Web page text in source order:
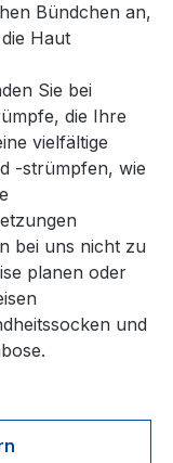
Bündchen an,
Haut
Sie bei
die Ihre
vielfältige
-strümpfen, wie
bei uns nicht zu
planen oder
und